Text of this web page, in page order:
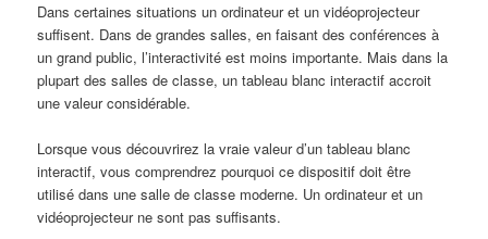
Dans certaines situations un ordinateur et un vidéoprojecteur
suffisent. Dans de grandes salles, en faisant des conférences à
un grand public, l’interactivité est moins importante. Mais dans la
plupart des salles de classe, un tableau blanc interactif accroit
une valeur considérable.
Lorsque vous découvrirez la vraie valeur d’un tableau blanc
interactif, vous comprendrez pourquoi ce dispositif doit être
utilisé dans une salle de classe moderne. Un ordinateur et un
vidéoprojecteur ne sont pas suffisants.